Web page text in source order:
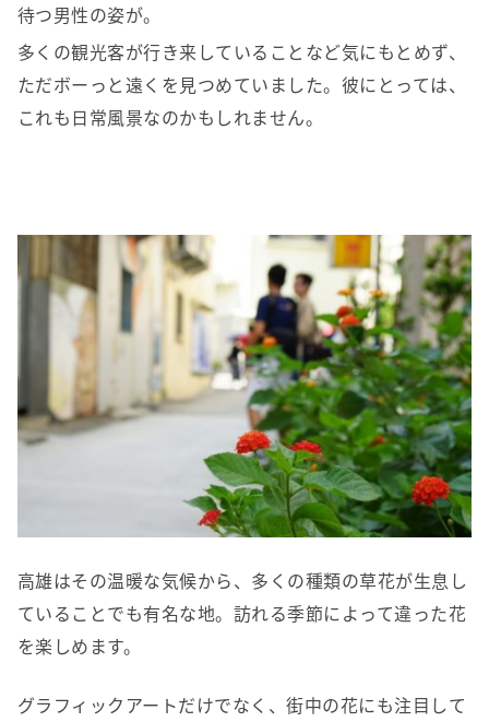
待つ男性の姿が。
多くの観光客が行き来していることなど気にもとめず、
ただボーっと遠くを見つめていました。彼にとっては、
これも日常風景なのかもしれません。
高雄はその温暖な気候から、多くの種類の草花が生息し
ていることでも有名な地。訪れる季節によって違った花
を楽しめます。
グラフィックアートだけでなく、街中の花にも注目して